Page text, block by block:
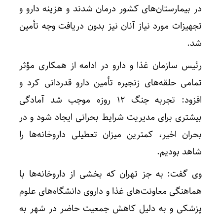
در بیمارستان‌های کشور درمان شدند و هزینه دارو و
تجهیزات مورد نیاز آنان نیز بدون دریافت وجه تأمین
شد.
رئیس سازمان غذا و دارو در ادامه از همکاری مؤثر
تمامی حلقه‌های زنجیره تأمین دارو قدردانی کرد و
افزود: تجربه جنگ ۱۲ روزه موجب شد آمادگی
بیشتری برای مدیریت شرایط بحرانی ایجاد شود و در
بحران اخیر، کمترین میزان تعطیلی داروخانه‌ها را
شاهد بودیم.
وی گفت: به جز تهران که بخشی از داروخانه‌ها با
هماهنگی معاونت‌های غذا و داروی دانشگاه‌های علوم
پزشکی و به دلیل کاهش جمعیت حاضر در شهر به